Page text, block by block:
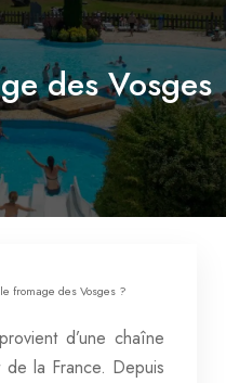
des Vosges
fromage des Vosges ?
d’une chaîne
la France. Depuis